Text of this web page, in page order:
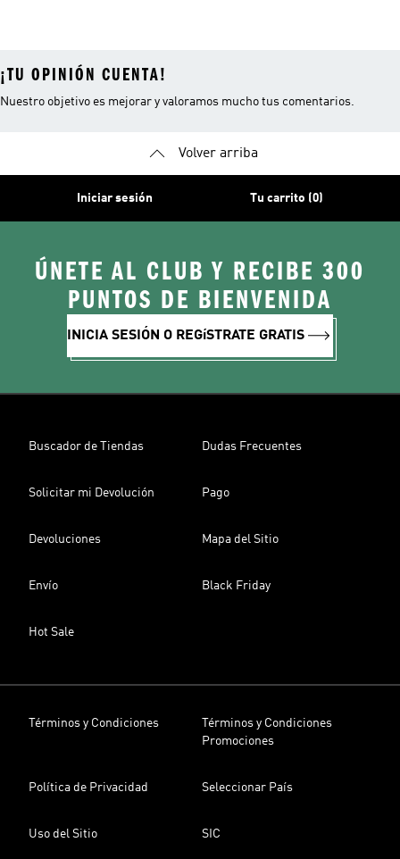
¡TU OPINIÓN CUENTA!
Nuestro objetivo es mejorar y valoramos mucho tus comentarios.
Volver arriba
Iniciar sesión Tu carrito (0)
ÚNETE AL CLUB Y RECIBE 300
PUNTOS DE BIENVENIDA
INICIA SESIÓN O REGíSTRATE GRATIS
Buscador de Tiendas Dudas Frecuentes
Solicitar mi Devolución Pago
Devoluciones Mapa del Sitio
Envío Black Friday
Hot Sale
Términos y Condiciones
Términos y Condiciones
Promociones
Política de Privacidad Seleccionar País
Uso del Sitio SIC